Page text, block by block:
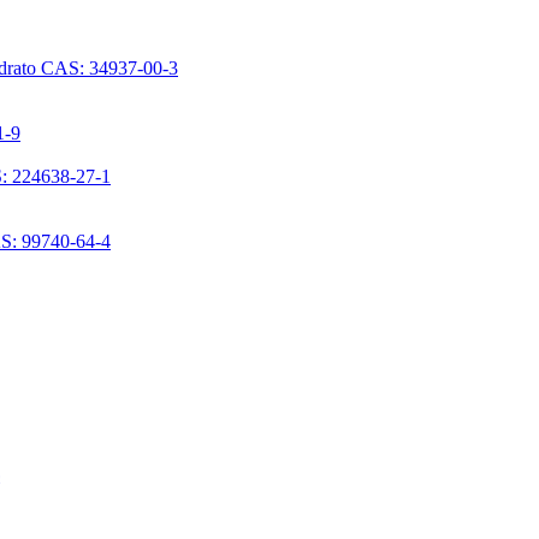
CAS: 34937-00-3
9
224638-27-1
99740-64-4